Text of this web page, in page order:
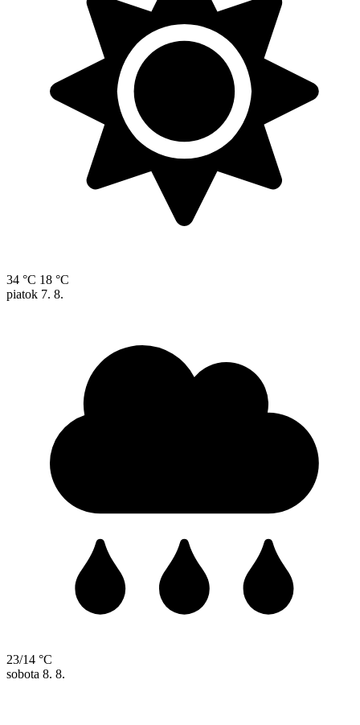
34 °C 18 °C
piatok 7. 8.
23/14 °C
sobota 8. 8.